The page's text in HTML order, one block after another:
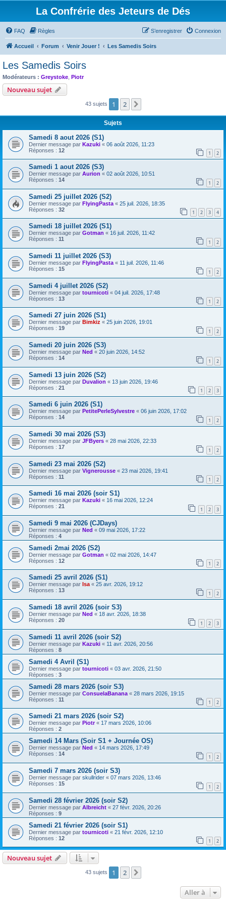
La Confrérie des Jeteurs de Dés
FAQ Règles Connexion
S’enregistrer
Accueil Forum Venir Jouer ! Les Samedis Soirs
Les Samedis Soirs
Modérateurs : Greystoke Piotr
Nouveau sujet
43 sujets 1 2
Sujets
Samedi 8 aout 2026 (S1)
Dernier message par Kazuki « 06 août 2026, 11:23
Réponses : 12 1 2
Samedi 1 aout 2026 (S3)
Dernier message par Aurion « 02 août 2026, 10:51
Réponses : 14 1 2
Samedi 25 juillet 2026 (S2)
Dernier message par FlyingPasta « 25 juil. 2026, 18:35
Réponses : 32 1 2 3 4
Samedi 18 juillet 2026 (S1)
Dernier message par Gotman « 16 juil. 2026, 11:42
Réponses : 11 1 2
Samedi 11 juillet 2026 (S3)
Dernier message par FlyingPasta « 11 juil. 2026, 11:46
Réponses : 15 1 2
Samedi 4 juillet 2026 (S2)
Dernier message par tournicoti « 04 juil. 2026, 17:48
Réponses : 13 1 2
Samedi 27 juin 2026 (S1)
Dernier message par Bimkiz « 25 juin 2026, 19:01
Réponses : 19 1 2
Samedi 20 juin 2026 (S3)
Dernier message par Ned « 20 juin 2026, 14:52
Réponses : 14 1 2
Samedi 13 juin 2026 (S2)
Dernier message par Duvalion « 13 juin 2026, 19:46
Réponses : 21 1 2 3
Samedi 6 juin 2026 (S1)
Dernier message par PetitePerleSylvestre « 06 juin 2026, 17:02
Réponses : 14 1 2
Samedi 30 mai 2026 (S3)
Dernier message par JFByers « 28 mai 2026, 22:33
Réponses : 17 1 2
Samedi 23 mai 2026 (S2)
Dernier message par Vignerousse « 23 mai 2026, 19:41
Réponses : 11 1 2
Samedi 16 mai 2026 (soir S1)
Dernier message par Kazuki « 16 mai 2026, 12:24
Réponses : 21 1 2 3
Samedi 9 mai 2026 (CJDays)
Dernier message par Ned « 09 mai 2026, 17:22
Réponses : 4
Samedi 2mai 2026 (S2)
Dernier message par Gotman « 02 mai 2026, 14:47
Réponses : 12 1 2
Samedi 25 avril 2026 (S1)
Dernier message par Isa« 25 avr. 2026, 19:12
Réponses : 13 1 2
Samedi 18 avril 2026 (soir S3)
Dernier message par Ned « 18 avr. 2026, 18:38
Réponses : 20 1 2 3
Samedi 11 avril 2026 (soir S2)
Dernier message par Kazuki « 11 avr. 2026, 20:56
Réponses : 8
Samedi 4 Avril (S1)
Dernier message par tournicoti « 03 avr. 2026, 21:50
Réponses : 3
Samedi 28 mars 2026 (soir S3)
Dernier message par ConsuelaBanana « 28 mars 2026, 19:15
Réponses : 11 1 2
Samedi 21 mars 2026 (soir S2)
Dernier message par Piotr« 17 mars 2026, 10:06
Réponses : 2
Samedi 14 Mars (Soir S1 + Journée OS)
Dernier message par Ned « 14 mars 2026, 17:49
Réponses : 14 1 2
Samedi 7 mars 2026 (soir S3)
Dernier message par skullrider « 07 mars 2026, 13:46
Réponses : 15 1 2
Samedi 28 février 2026 (soir S2)
Dernier message par Albreicht « 27 févr. 2026, 20:26
Réponses : 9
Samedi 21 février 2026 (soir S1)
Dernier message par tournicoti « 21 févr. 2026, 12:10
Réponses : 12 1 2
Nouveau sujet
43 sujets 1 2
Aller à